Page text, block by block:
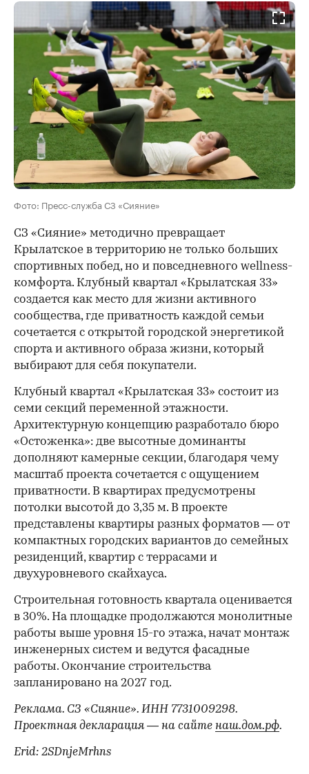
Фото: Пресс-служба СЗ «Сияние»
СЗ «Сияние» методично превращает
Крылатское в территорию не только больших
спортивных побед, но и повседневного wellness-
комфорта. Клубный квартал «Крылатская 33»
создается как место для жизни активного
сообщества, где приватность каждой семьи
сочетается с открытой городской энергетикой
спорта и активного образа жизни, который
выбирают для себя покупатели.
Клубный квартал «Крылатская 33» состоит из
семи секций переменной этажности.
Архитектурную концепцию разработало бюро
«Остоженка»: две высотные доминанты
дополняют камерные секции, благодаря чему
масштаб проекта сочетается с ощущением
приватности. В квартирах предусмотрены
потолки высотой до 3,35 м. В проекте
представлены квартиры разных форматов — от
компактных городских вариантов до семейных
резиденций, квартир с террасами и
двухуровневого скайхауса.
Строительная готовность квартала оценивается
в 30%. На площадке продолжаются монолитные
работы выше уровня 15-го этажа, начат монтаж
инженерных систем и ведутся фасадные
работы. Окончание строительства
запланировано на 2027 год.
Реклама. СЗ «Сияние». ИНН 7731009298.
Проектная декларация — на сайте наш.дом.рф.
Erid: 2SDnjeMrhns